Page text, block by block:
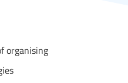
organising